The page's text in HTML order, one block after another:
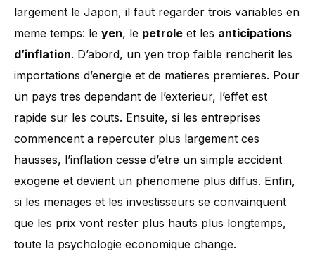
largement le Japon, il faut regarder trois variables en
meme temps: le yen, le petrole et les anticipations
d’inflation. D’abord, un yen trop faible rencherit les
importations d’energie et de matieres premieres. Pour
un pays tres dependant de l’exterieur, l’effet est
rapide sur les couts. Ensuite, si les entreprises
commencent a repercuter plus largement ces
hausses, l’inflation cesse d’etre un simple accident
exogene et devient un phenomene plus diffus. Enfin,
si les menages et les investisseurs se convainquent
que les prix vont rester plus hauts plus longtemps,
toute la psychologie economique change.